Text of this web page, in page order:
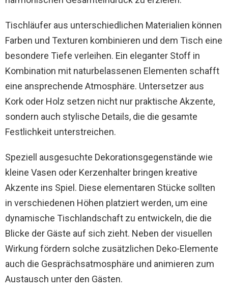
Tischläufer aus unterschiedlichen Materialien können
Farben und Texturen kombinieren und dem Tisch eine
besondere Tiefe verleihen. Ein eleganter Stoff in
Kombination mit naturbelassenen Elementen schafft
eine ansprechende Atmosphäre. Untersetzer aus
Kork oder Holz setzen nicht nur praktische Akzente,
sondern auch stylische Details, die die gesamte
Festlichkeit unterstreichen.
Speziell ausgesuchte Dekorationsgegenstände wie
kleine Vasen oder Kerzenhalter bringen kreative
Akzente ins Spiel. Diese elementaren Stücke sollten
in verschiedenen Höhen platziert werden, um eine
dynamische Tischlandschaft zu entwickeln, die die
Blicke der Gäste auf sich zieht. Neben der visuellen
Wirkung fördern solche zusätzlichen Deko-Elemente
auch die Gesprächsatmosphäre und animieren zum
Austausch unter den Gästen.